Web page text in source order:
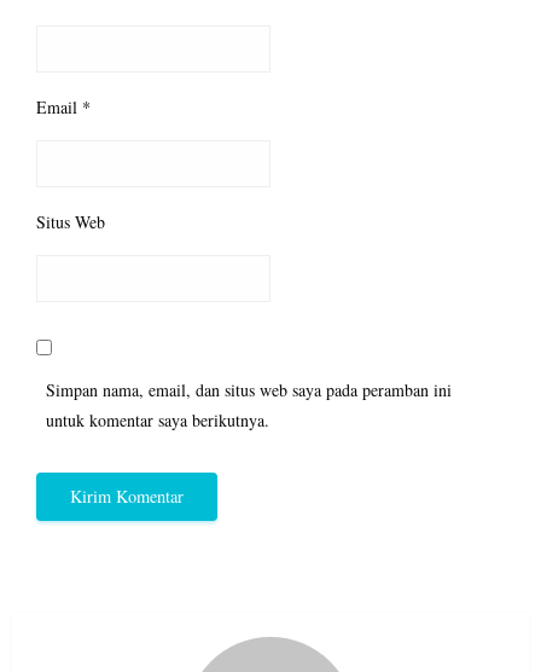
Email *
Situs Web
Simpan nama, email, dan situs web saya pada peramban ini
untuk komentar saya berikutnya.